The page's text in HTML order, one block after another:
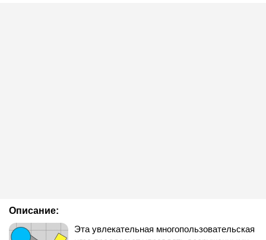
Описание:
Эта увлекательная многопользовательская